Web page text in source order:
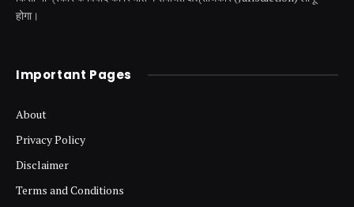
होगा।
Important Pages
About
Privacy Policy
Disclaimer
Terms and Conditions